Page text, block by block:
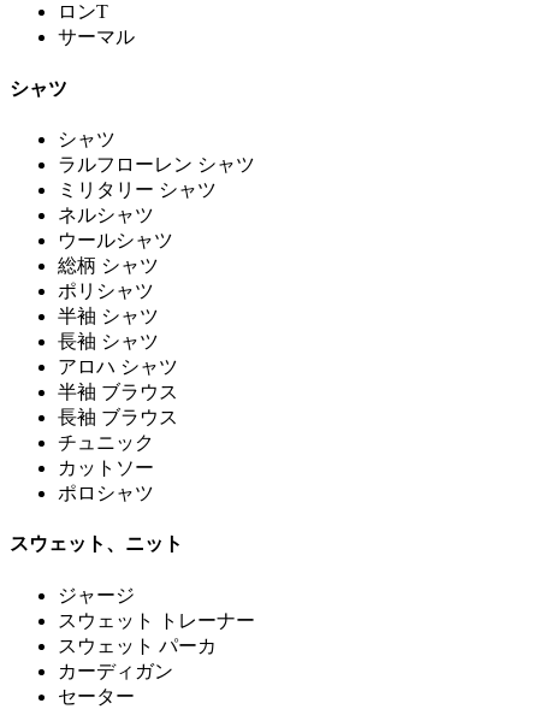
ロンT
サーマル
シャツ
シャツ
ラルフローレン シャツ
ミリタリー シャツ
ネルシャツ
ウールシャツ
総柄 シャツ
ポリシャツ
半袖 シャツ
長袖 シャツ
アロハ シャツ
半袖 ブラウス
長袖 ブラウス
チュニック
カットソー
ポロシャツ
スウェット、ニット
ジャージ
スウェット トレーナー
スウェット パーカ
カーディガン
セーター